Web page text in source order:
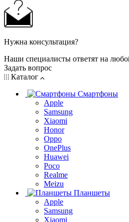
Нужна консультация?
Наши специалисты ответят на
Задать вопрос
Каталог
Смартфоны
Apple
Samsung
Xiaomi
Honor
Oppo
OnePlus
Huawei
Poco
Realme
Meizu
Планшеты
Apple
Samsung
Xiaomi